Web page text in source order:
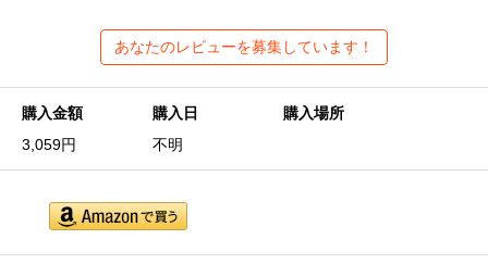
あなたのレビューを募集しています！
購入金額
3,059円
購入日
不明
購入場所